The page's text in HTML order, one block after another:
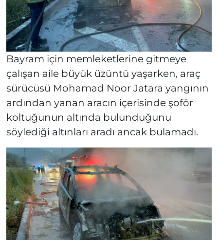
Bayram için memleketlerine gitmeye
çalışan aile büyük üzüntü yaşarken, araç
sürücüsü Mohamad Noor Jatara yangının
ardından yanan aracın içerisinde şoför
koltuğunun altında bulunduğunu
söylediği altınları aradı ancak bulamadı.